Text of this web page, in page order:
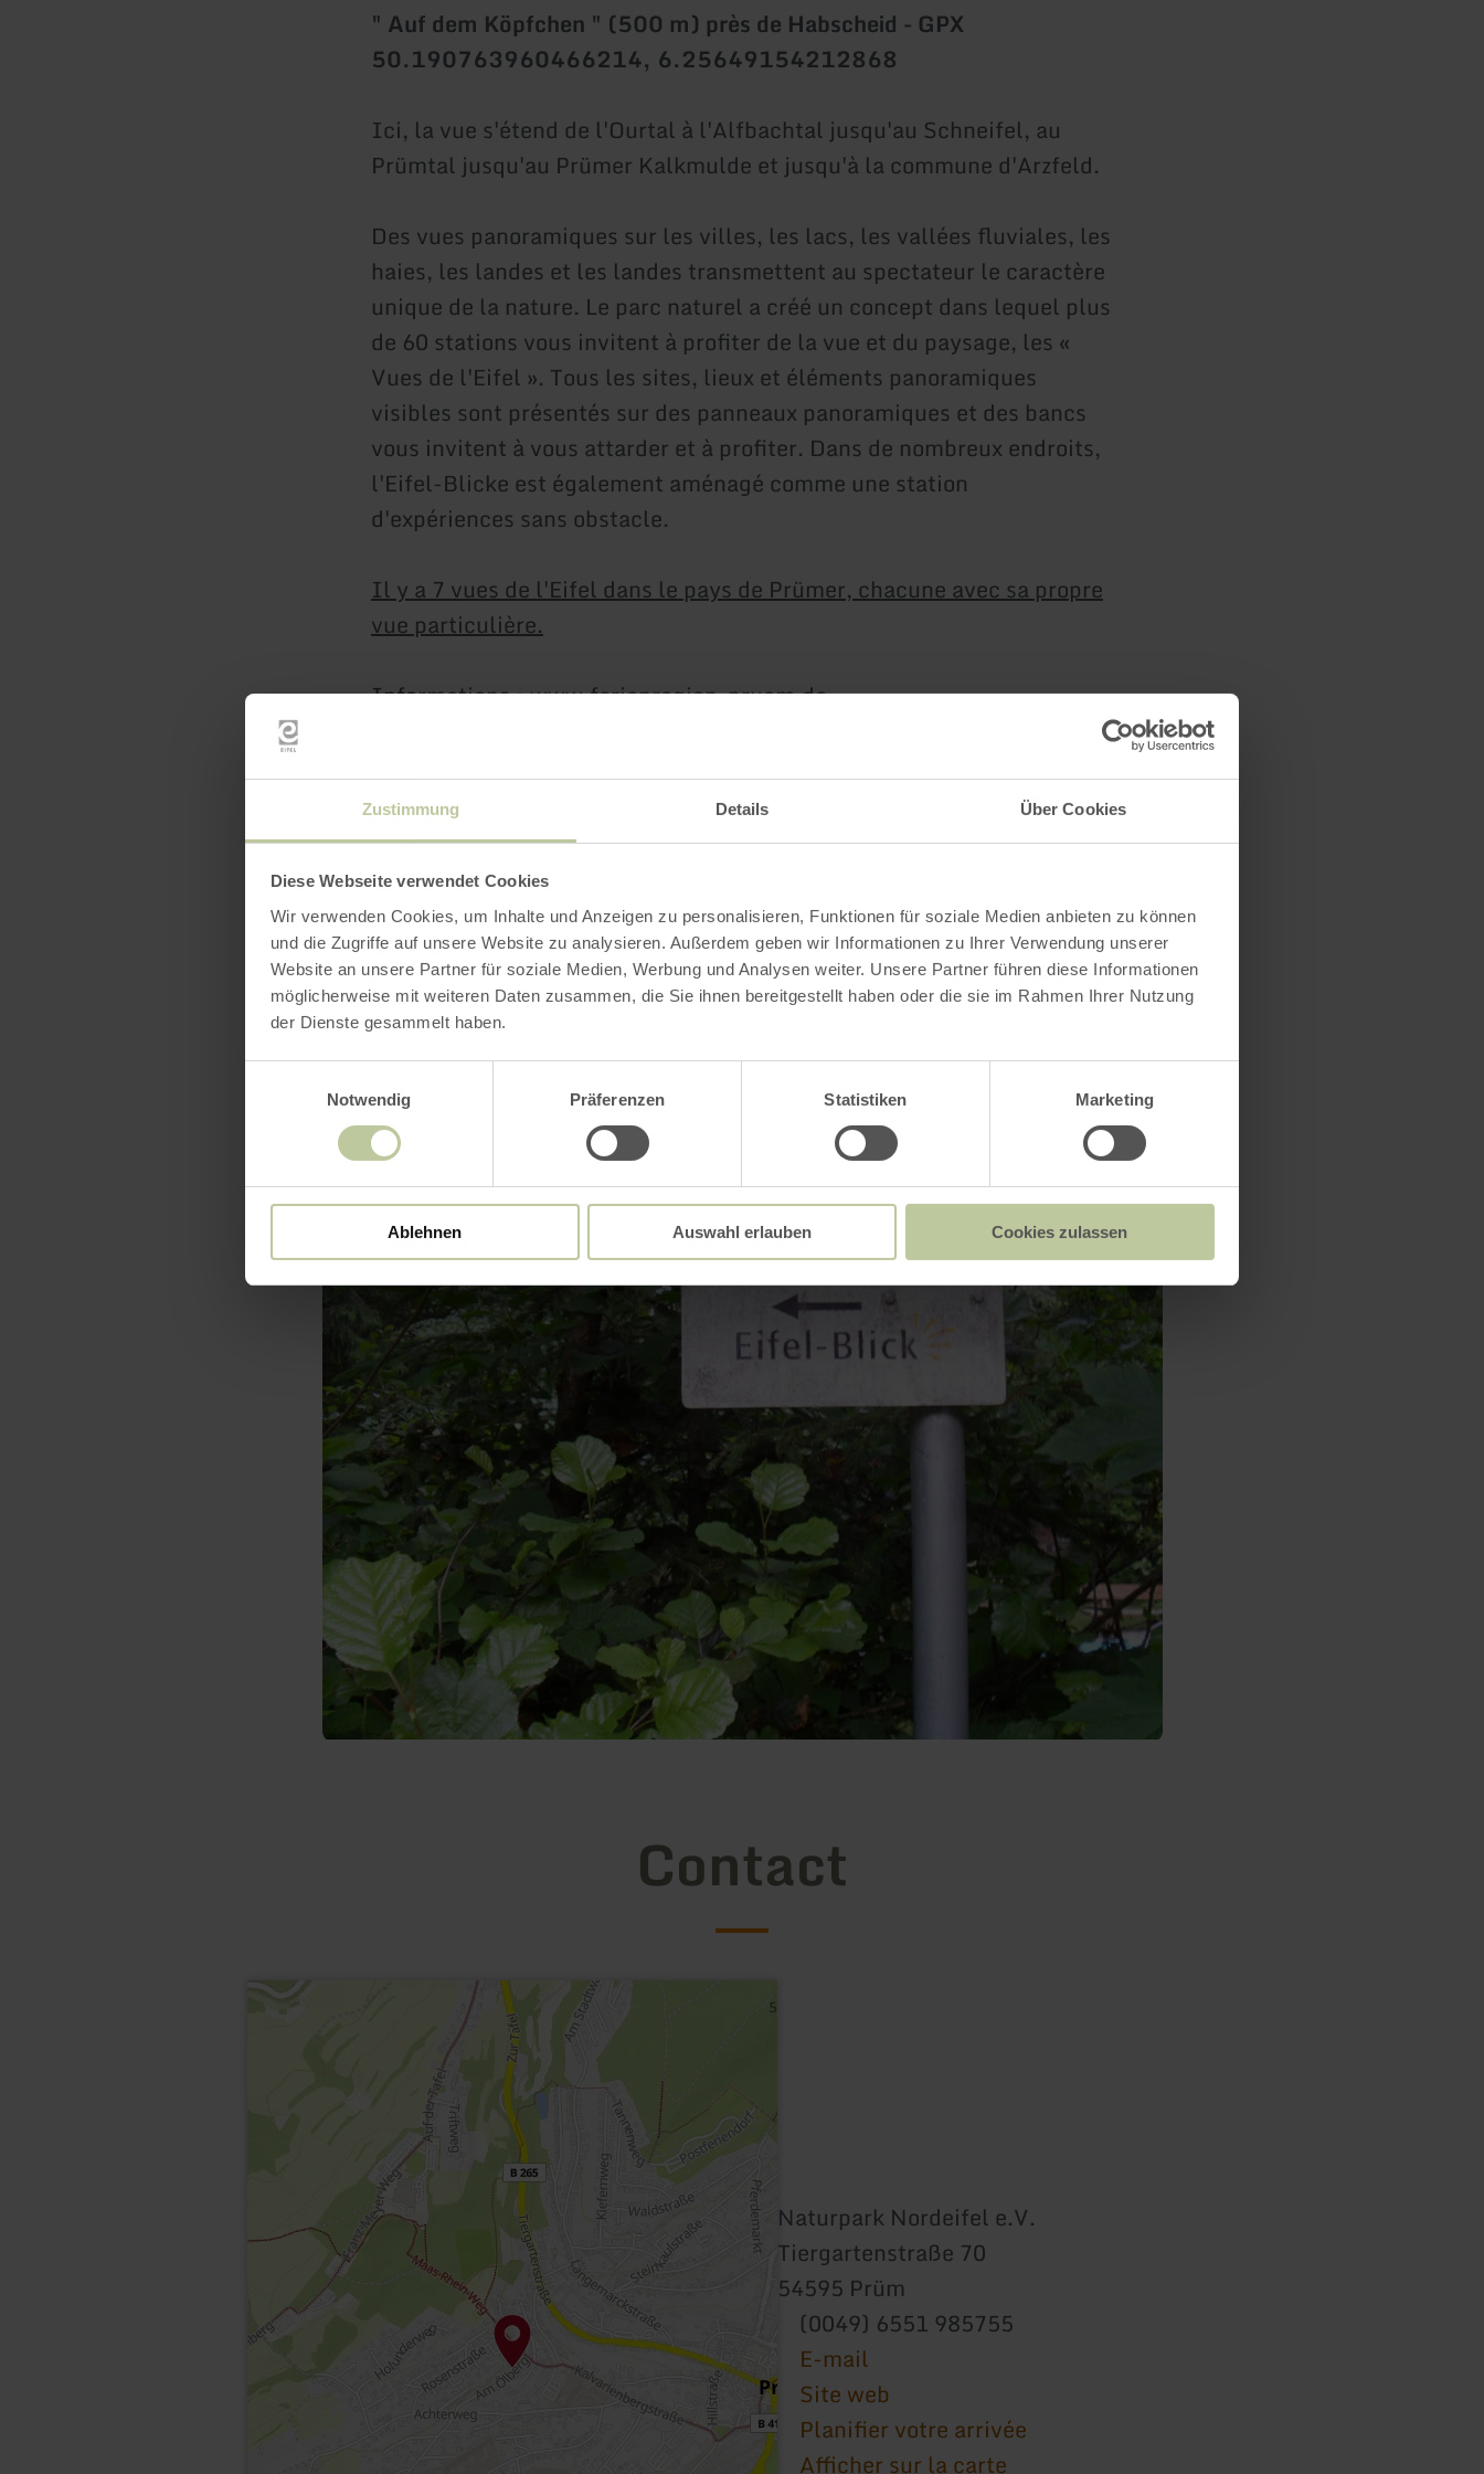
Zustimmung Details Über Cookies
Diese Webseite verwendet Cookies
Wir verwenden Cookies, um Inhalte und Anzeigen zu personalisieren, Funktionen für soziale Medien anbieten zu können
und die Zugriffe auf unsere Website zu analysieren. Außerdem geben wir Informationen zu Ihrer Verwendung unserer
Website an unsere Partner für soziale Medien, Werbung und Analysen weiter. Unsere Partner führen diese Informationen
möglicherweise mit weiteren Daten zusammen, die Sie ihnen bereitgestellt haben oder die sie im Rahmen Ihrer Nutzung
der Dienste gesammelt haben.
Notwendig
Präferenzen Statistiken Marketing
Ablehnen Auswahl erlauben Cookies zulassen
" Auf dem Köpfchen " (500 m) près de Habscheid - GPX
50.190763960466214, 6.25649154212868
Ici, la vue s'étend de l'Ourtal à l'Alfbachtal jusqu'au Schneifel, au
Prümtal jusqu'au Prümer Kalkmulde et jusqu'à la commune d'Arzfeld.
Des vues panoramiques sur les villes, les lacs, les vallées fluviales, les
haies, les landes et les landes transmettent au spectateur le caractère
unique de la nature. Le parc naturel a créé un concept dans lequel plus
de 60 stations vous invitent à profiter de la vue et du paysage, les «
Vues de l'Eifel ». Tous les sites, lieux et éléments panoramiques
visibles sont présentés sur des panneaux panoramiques et des bancs
vous invitent à vous attarder et à profiter. Dans de nombreux endroits,
l'Eifel-Blicke est également aménagé comme une station
d'expériences sans obstacle.
Il y a 7 vues de l'Eifel dans le pays de Prümer, chacune avec sa propre
vue particulière.
Informations : www.ferienregion-pruem.de
Plus d'informations
Heures d'ouverture
Impressions
Contact
Naturpark Nordeifel e.V.
Tiergartenstraße 70
54595 Prüm
(0049) 6551 985755
E-mail
Site web
Planifier votre arrivée
Afficher sur la carte